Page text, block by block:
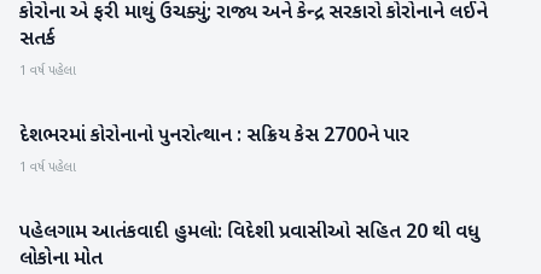
રાષ્ટ્રીય
કોરોના એ ફરી માથું ઉચક્યું; રાજ્ય અને કેન્દ્ર સરકારો કોરોનાને લઈને
સતર્ક
1 વર્ષ પહેલા
રાષ્ટ્રીય
દેશભરમાં કોરોનાનો પુનરોત્થાન : સક્રિય કેસ 2700ને પાર
1 વર્ષ પહેલા
રાષ્ટ્રીય
પહેલગામ આતંકવાદી હુમલો: વિદેશી પ્રવાસીઓ સહિત 20 થી વધુ
લોકોના મોત